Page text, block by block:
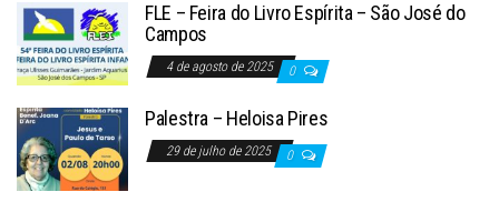
FLE – Feira do Livro Espírita – São José do
Campos
4 de agosto de 2025 0
Palestra – Heloisa Pires
29 de julho de 2025 0